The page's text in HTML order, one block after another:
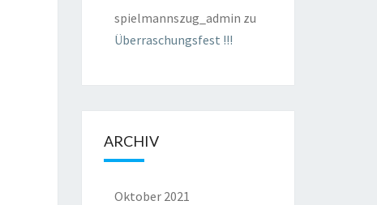
spielmannszug_admin zu
Überraschungsfest !!!
ARCHIV
Oktober 2021